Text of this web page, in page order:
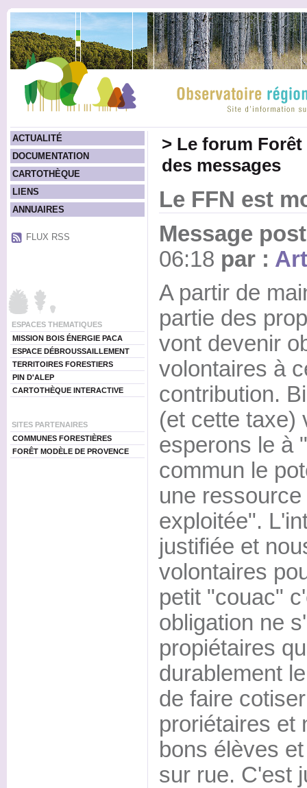
ACTUALITÉ
DOCUMENTATION
CARTOTHÈQUE
LIENS
ANNUAIRES
FLUX RSS
ESPACES THEMATIQUES
MISSION BOIS ÉNERGIE PACA
ESPACE DÉBROUSSAILLEMENT
TERRITOIRES FORESTIERS
PIN D'ALEP
CARTOTHÈQUE INTERACTIVE
SITES PARTENAIRES
COMMUNES FORESTIÈRES
FORÊT MODÈLE DE PROVENCE
> Le forum
des messages
Le FFN est
Message
06:18 par :
A partir de
partie des
vont devenir
volontaires à
contribution.
(et cette taxe)
esperons le à
commun le
une
exploitée".
justifiée et
volontaires
petit "couac"
obligation ne
propiétaires
durablement
de faire
proriétaires et
bons élèves
sur rue. C'est